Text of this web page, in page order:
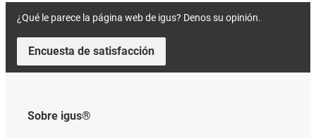
¿Qué le parece la página web de igus? Denos su opinión.
Encuesta de satisfacción
Sobre igus®